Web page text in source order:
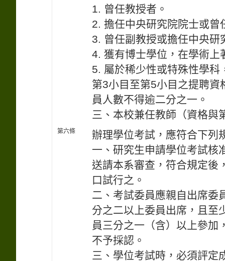
1. 曾任教授者。
2. 擔任中央研究院院士或曾
3. 曾任副教授或擔任中央
4. 獲有博士學位，在學術上
5. 屬於稀少性或特殊性學
第3小目至第5小目之提聘
員人數不得逾二分之一。
三、本校兼任教師（資格與
第六條
辦理學位考試，應符合下列
一、研究生申請學位考試核
送請本系審查，符合規定後
口試行之。
二、考試委員應親自出席委
分之二以上委員出席，且至
員三分之一（含）以上參加
不予採認。
三、學位考試時，必須評定